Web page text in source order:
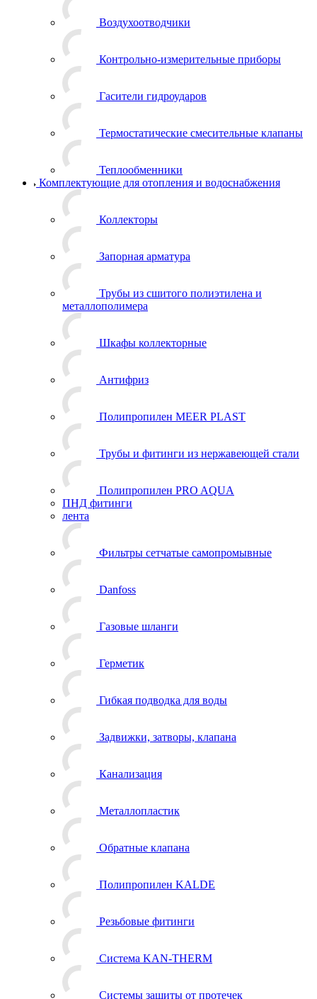
Воздухоотводчики
Контрольно-измерительные приборы
Гасители гидроударов
Термостатические смесительные клапаны
Теплообменники
Комплектующие для отопления и водоснабжения
Коллекторы
Запорная арматура
Трубы из сшитого полиэтилена и
металлополимера
Шкафы коллекторные
Антифриз
Полипропилен MEER PLAST
Трубы и фитинги из нержавеющей стали
Полипропилен PRO AQUA
ПНД фитинги
лента
Фильтры сетчатые самопромывные
Danfoss
Газовые шланги
Герметик
Гибкая подводка для воды
Задвижки, затворы, клапана
Канализация
Металлопластик
Обратные клапана
Полипропилен KALDE
Резьбовые фитинги
Система KAN-THERM
Системы защиты от протечек